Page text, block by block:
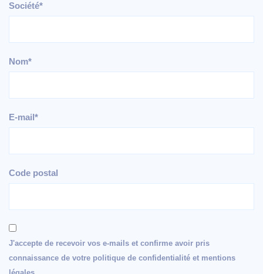
Société*
Nom*
E-mail*
Code postal
J'accepte de recevoir vos e-mails et confirme avoir pris
connaissance de votre politique de confidentialité et mentions